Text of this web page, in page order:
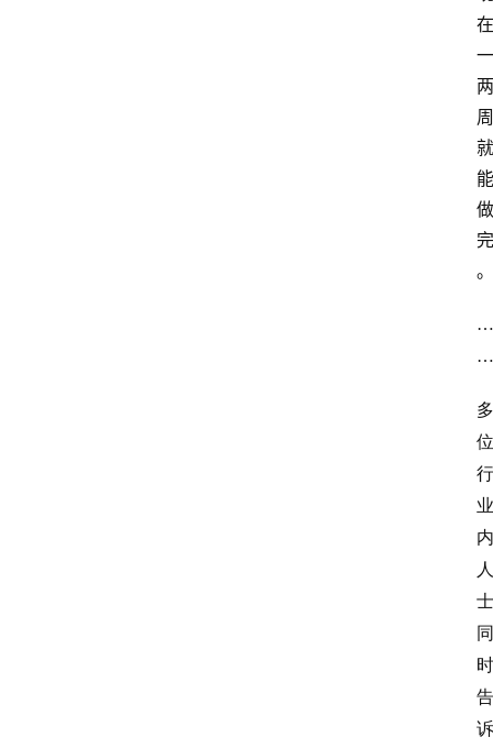
在
一
两
周
就
能
做
完
。
…
…
多
位
行
业
内
人
士
同
时
告
诉